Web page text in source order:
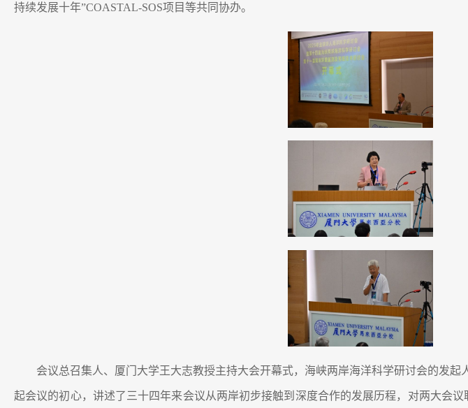
持续发展十年”COASTAL-SOS项目等共同协办。
会议总召集人、厦门大学王大志教授主持大会开幕式，海峡两岸海洋科学研讨会的发
起会议的初心，讲述了三十四年来会议从两岸初步接触到深度合作的发展历程，对两大会